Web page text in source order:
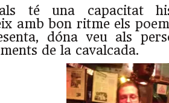
té una capacitat
amb bon ritme els
dóna veu als
de la cavalcada.